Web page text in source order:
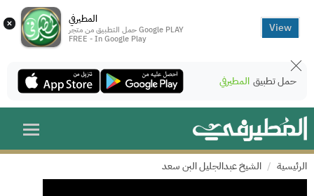
× المطيرفي
حمل التطبيق من متجر Google PLAY
FREE - In Google Play
View
حمل تطبيق المطيرفي
الرئيسية الشيخ عبدالجليل البن سعد